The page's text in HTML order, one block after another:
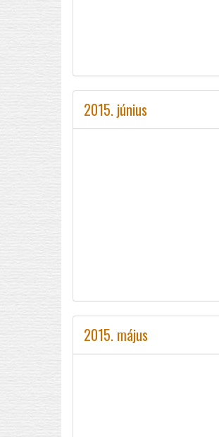
2015. június
2015. május